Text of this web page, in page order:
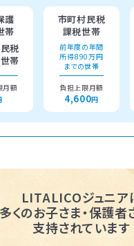
護
帯
税
帯
月額
市町村民税
課税世帯
前年度の年間
所得890万円
までの世帯
負担上限月額
4,600円
LITALICOジュニア
多くのお子さま・保護者
支持されています